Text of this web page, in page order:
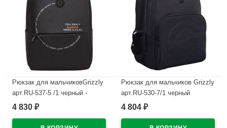
Рюкзак для мальчиковGrizzly
арт.RU-537-5 /1 черный -
кирпичный 29х43х15 см
4 830 ₽
Рюкзак для мальчиков Grizzly
арт.RU-530-7/1 черный
32х45х23 см
4 804 ₽